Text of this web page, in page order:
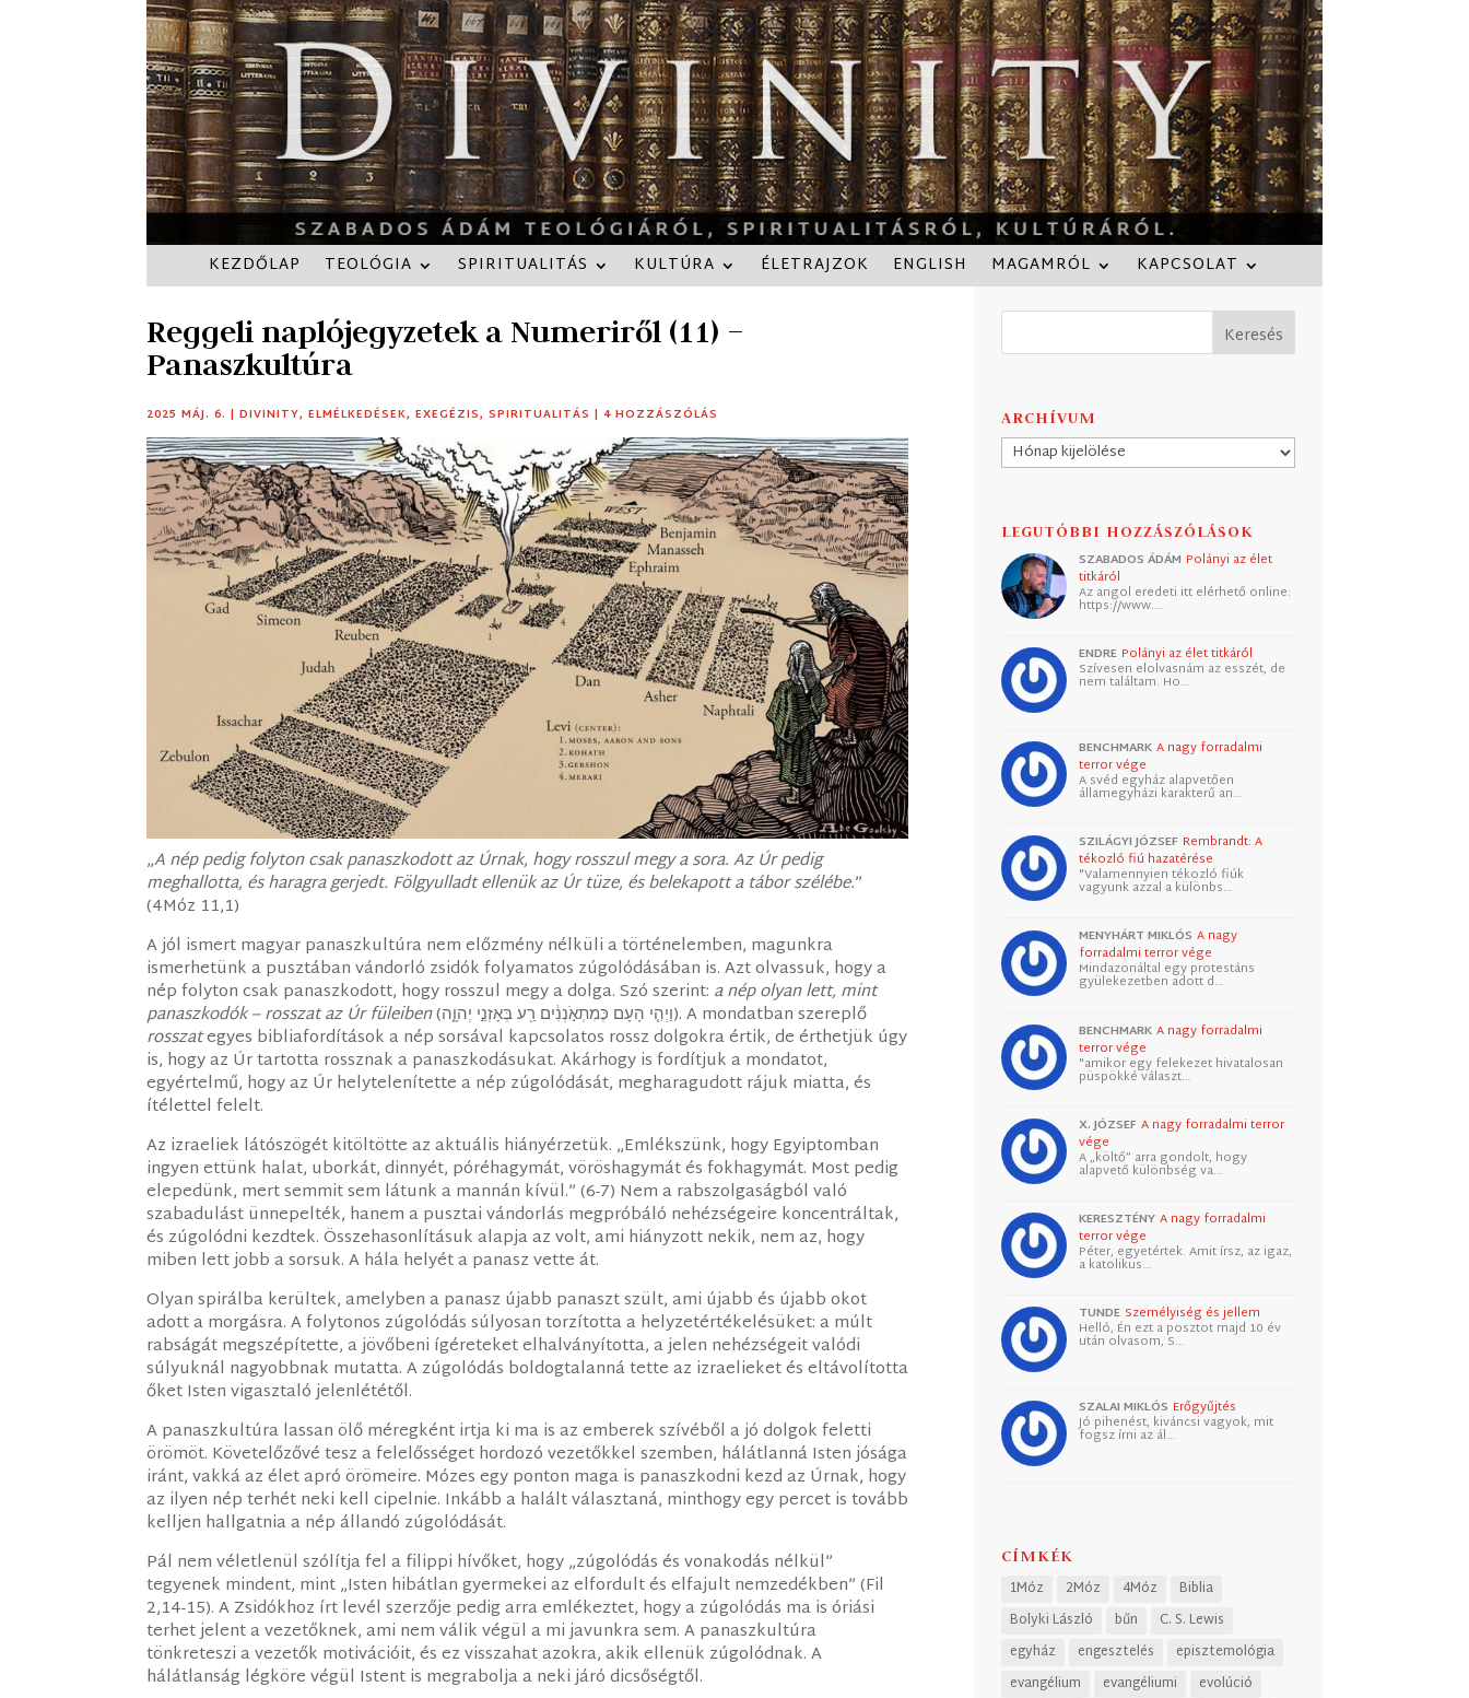
KEZDŐLAP TEOLÓGIA SPIRITUALITÁS KULTÚRA ÉLETRAJZOK ENGLISH MAGAMRÓL KAPCSOLAT
Reggeli naplójegyzetek a Numeriről (11) –
Panaszkultúra
2025 MÁJ. 6. |DIVINITY,ELMÉLKEDÉSEK,EXEGÉZIS,SPIRITUALITÁS | 4 HOZZÁSZÓLÁS
„A nép pedig folyton csak panaszkodott az Úrnak, hogy rosszul megy a sora. Az Úr pedig
meghallotta, és haragra gerjedt. Fölgyulladt ellenük az Úr tüze, és belekapott a tábor szélébe.”
(4Móz 11,1)
A jól ismert magyar panaszkultúra nem előzmény nélküli a történelemben, magunkra
ismerhetünk a pusztában vándorló zsidók folyamatos zúgolódásában is. Azt olvassuk, hogy a
nép folyton csak panaszkodott, hogy rosszul megy a dolga. Szó szerint: a nép olyan lett, mint
panaszkodók – rosszat az Úr füleiben (‎וַיְהִ֤י הָעָם כְּמִתְאֹ֣נְנִ֔ים רַ֖ע בְּאָזְנֵ֣י יְהוָ֑ה). A mondatban szereplő
rosszategyes bibliafordítások a nép sorsával kapcsolatos rossz dolgokra értik, de érthetjük úgy
is, hogy az Úr tartotta rossznak a panaszkodásukat. Akárhogy is fordítjuk a mondatot,
egyértelmű, hogy az Úr helytelenítette a nép zúgolódását, megharagudott rájuk miatta, és
ítélettel felelt.
Az izraeliek látószögét kitöltötte az aktuális hiányérzetük. „Emlékszünk, hogy Egyiptomban
ingyen ettünk halat, uborkát, dinnyét, póréhagymát, vöröshagymát és fokhagymát. Most pedig
elepedünk, mert semmit sem látunk a mannán kívül.” (6-7) Nem a rabszolgaságból való
szabadulást ünnepelték, hanem a pusztai vándorlás megpróbáló nehézségeire koncentráltak,
és zúgolódni kezdtek. Összehasonlításuk alapja az volt, ami hiányzott nekik, nem az, hogy
miben lett jobb a sorsuk. A hála helyét a panasz vette át.
Olyan spirálba kerültek, amelyben a panasz újabb panaszt szült, ami újabb és újabb okot
adott a morgásra. A folytonos zúgolódás súlyosan torzította a helyzetértékelésüket: a múlt
rabságát megszépítette, a jövőbeni ígéreteket elhalványította, a jelen nehézségeit valódi
súlyuknál nagyobbnak mutatta. A zúgolódás boldogtalanná tette az izraelieket és eltávolította
őket Isten vigasztaló jelenlététől.
A panaszkultúra lassan ölő méregként irtja ki ma is az emberek szívéből a jó dolgok feletti
örömöt. Követelőzővé tesz a felelősséget hordozó vezetőkkel szemben, hálátlanná Isten jósága
iránt, vakká az élet apró örömeire. Mózes egy ponton maga is panaszkodni kezd az Úrnak, hogy
az ilyen nép terhét neki kell cipelnie. Inkább a halált választaná, minthogy egy percet is tovább
kelljen hallgatnia a nép állandó zúgolódását.
Pál nem véletlenül szólítja fel a filippi hívőket, hogy „zúgolódás és vonakodás nélkül”
tegyenek mindent, mint „Isten hibátlan gyermekei az elfordult és elfajult nemzedékben” (Fil
2,14-15). A Zsidókhoz írt levél szerzője pedig arra emlékeztet, hogy a zúgolódás ma is óriási
terhet jelent a vezetőknek, ami nem válik végül a mi javunkra sem. A panaszkultúra
tönkreteszi a vezetők motivációit, és ez visszahat azokra, akik ellenük zúgolódnak. A
hálátlanság légköre végül Istent is megrabolja a neki járó dicsőségtől.
ARCHÍVUM
Archívum
LEGUTÓBBI HOZZÁSZÓLÁSOK
SZABADOS ÁDÁM Polányi az élet
titkáról
Az angol eredeti itt elérhető online:
https://www.…
ENDRE Polányi az élet titkáról
Szívesen elolvasnám az esszét, de
nem találtam. Ho…
BENCHMARK A nagy forradalmi
terror vége
A svéd egyház alapvetően
államegyházi karakterű an…
SZILÁGYI JÓZSEF Rembrandt: A
tékozló fiú hazatérése
"Valamennyien tékozló fiúk
vagyunk azzal a különbs…
MENYHÁRT MIKLÓS A nagy
forradalmi terror vége
Mindazonáltal egy protestáns
gyülekezetben adott d…
BENCHMARK A nagy forradalmi
terror vége
"amikor egy felekezet hivatalosan
püspökké választ…
X. JÓZSEF A nagy forradalmi terror
vége
A „költő” arra gondolt, hogy
alapvető különbség va…
KERESZTÉNY A nagy forradalmi
terror vége
Péter, egyetértek. Amit írsz, az igaz,
a katolikus…
TUNDE Személyiség és jellem
Helló, Én ezt a posztot majd 10 év
után olvasom, S…
SZALAI MIKLÓS Erőgyűjtés
Jó pihenést, kiváncsi vagyok, mit
fogsz írni az ál…
CÍMKÉK
1Móz 2Móz 4Móz
Biblia
Bolyki László
bűn
C. S. Lewis
egyház
engesztelés
episztemológia
evangélium
evangéliumi
evolúció